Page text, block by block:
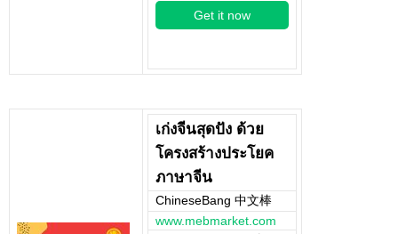
Get it now
เก่งจีนสุดปัง ด้วย
โครงสร้างประโยค
ภาษาจีน
ChineseBang 中文棒
www.mebmarket.com